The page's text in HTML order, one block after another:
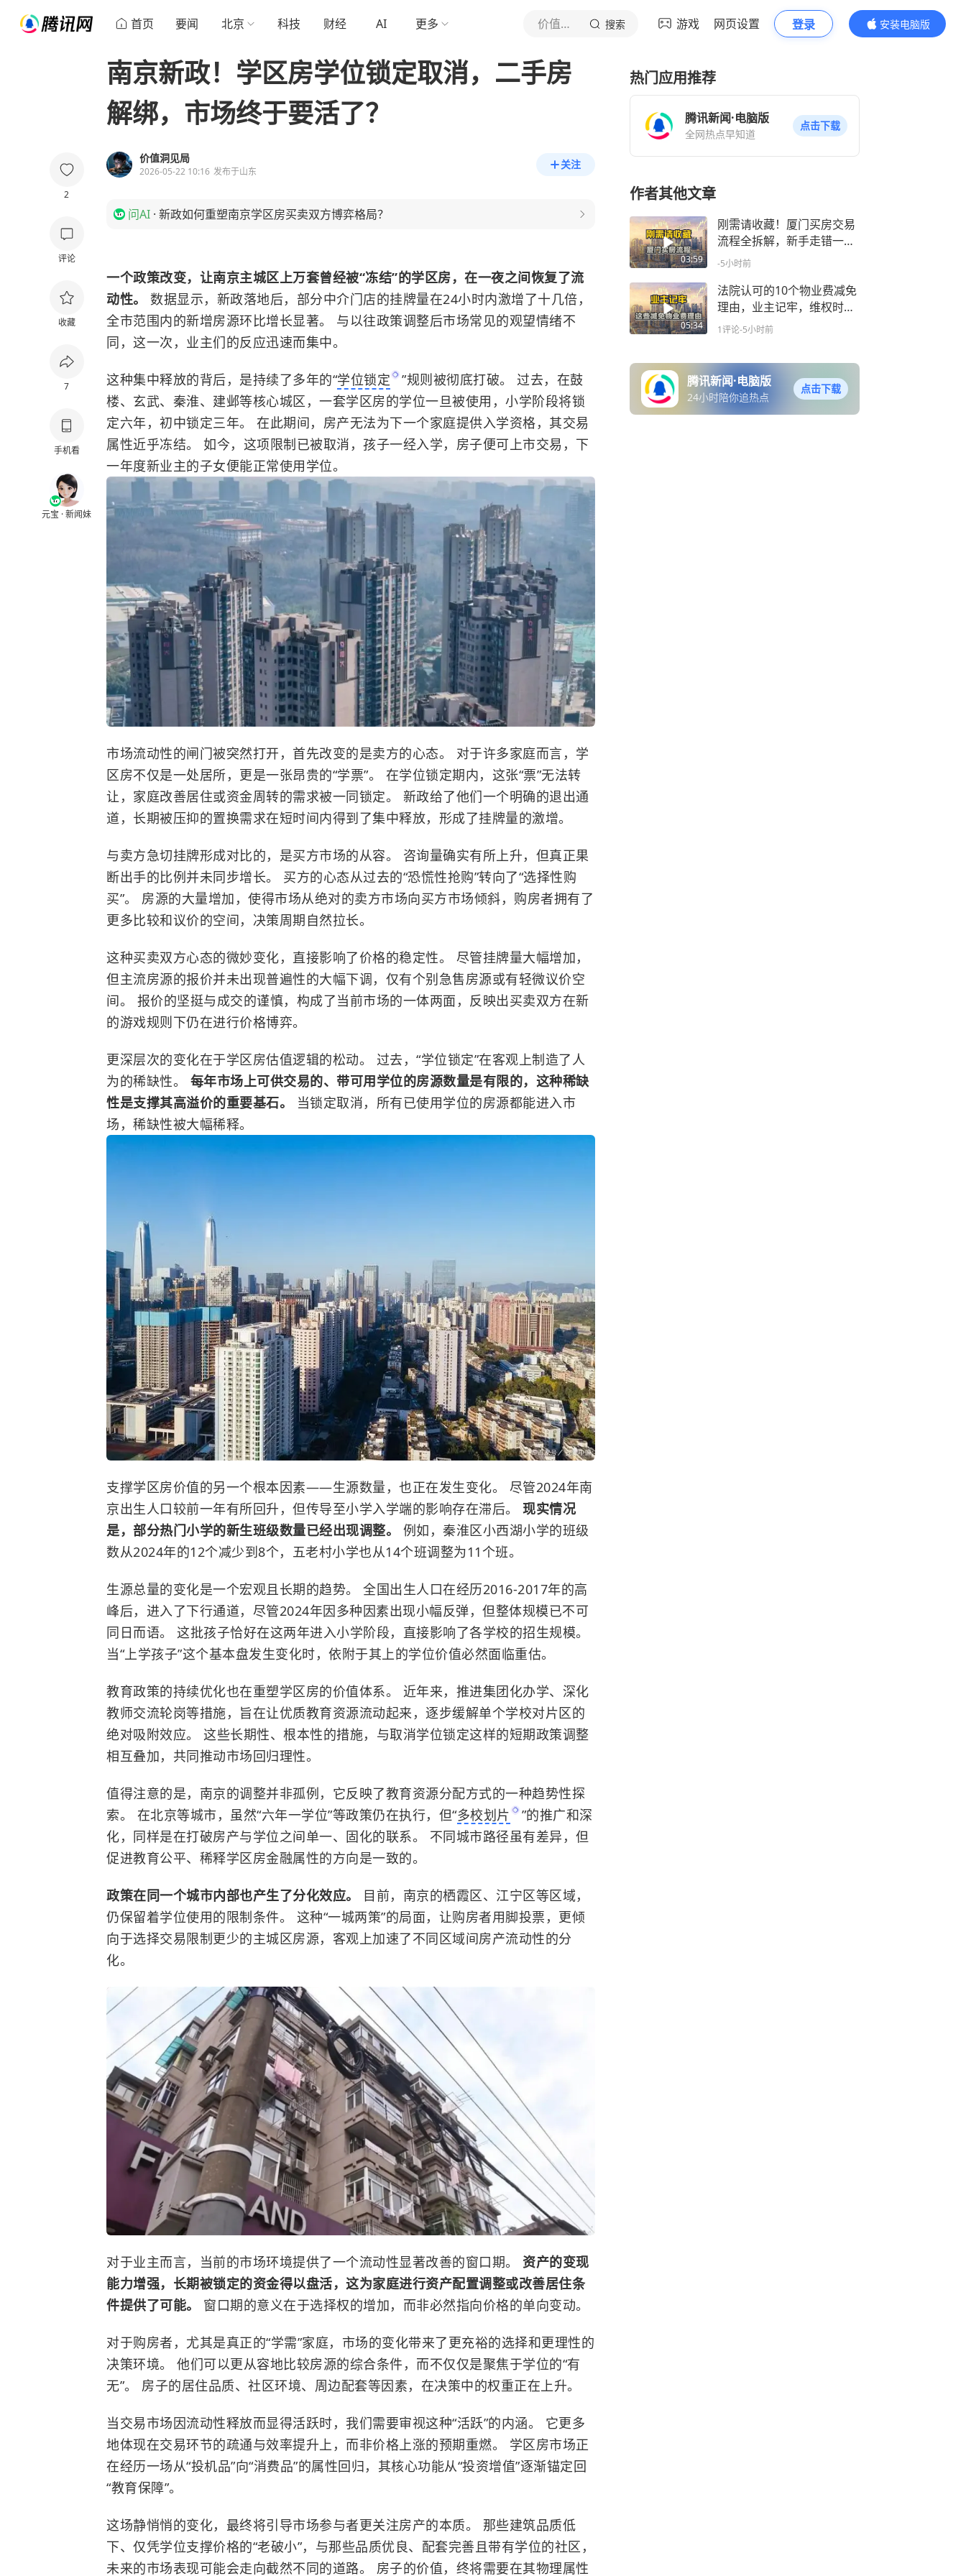
首页 要闻 北京 科技 财经 AI 更多 价值洞见局 搜索 游戏 网页设置 登录
安装电脑版
内容更精彩
2
评论
收藏
7
手机看
元宝 · 新闻妹
南京新政！学区房学位锁定取消，二手房
解绑，市场终于要活了？
价值洞见局
2026-05-22 10:16 发布于山东
关注
问AI · 新政如何重塑南京学区房买卖双方博弈格局？
一个政策改变，让南京主城区上万套曾经被“冻结”的学区房，在一夜之间恢复了流
动性。 数据显示，新政落地后，部分中介门店的挂牌量在24小时内激增了十几倍，
全市范围内的新增房源环比增长显著。 与以往政策调整后市场常见的观望情绪不
同，这一次，业主们的反应迅速而集中。
这种集中释放的背后，是持续了多年的“学位锁定 ”规则被彻底打破。 过去，在鼓
楼、玄武、秦淮、建邺等核心城区，一套学区房的学位一旦被使用，小学阶段将锁
定六年，初中锁定三年。 在此期间，房产无法为下一个家庭提供入学资格，其交易
属性近乎冻结。 如今，这项限制已被取消，孩子一经入学，房子便可上市交易，下
一年度新业主的子女便能正常使用学位。
市场流动性的闸门被突然打开，首先改变的是卖方的心态。 对于许多家庭而言，学
区房不仅是一处居所，更是一张昂贵的“学票”。 在学位锁定期内，这张“票”无法转
让，家庭改善居住或资金周转的需求被一同锁定。 新政给了他们一个明确的退出通
道，长期被压抑的置换需求在短时间内得到了集中释放，形成了挂牌量的激增。
与卖方急切挂牌形成对比的，是买方市场的从容。 咨询量确实有所上升，但真正果
断出手的比例并未同步增长。 买方的心态从过去的“恐慌性抢购”转向了“选择性购
买”。 房源的大量增加，使得市场从绝对的卖方市场向买方市场倾斜，购房者拥有了
更多比较和议价的空间，决策周期自然拉长。
这种买卖双方心态的微妙变化，直接影响了价格的稳定性。 尽管挂牌量大幅增加，
但主流房源的报价并未出现普遍性的大幅下调，仅有个别急售房源或有轻微议价空
间。 报价的坚挺与成交的谨慎，构成了当前市场的一体两面，反映出买卖双方在新
的游戏规则下仍在进行价格博弈。
更深层次的变化在于学区房估值逻辑的松动。 过去，“学位锁定”在客观上制造了人
为的稀缺性。 每年市场上可供交易的、带可用学位的房源数量是有限的，这种稀缺
性是支撑其高溢价的重要基石。
当锁定取消，所有已使用学位的房源都能进入市
场，稀缺性被大幅稀释。
支撑学区房价值的另一个根本因素——生源数量，也正在发生变化。 尽管2024年南
京出生人口较前一年有所回升，但传导至小学入学端的影响存在滞后。 现实情况
是，部分热门小学的新生班级数量已经出现调整。 例如，秦淮区小西湖小学的班级
数从2024年的12个减少到8个，五老村小学也从14个班调整为11个班。
生源总量的变化是一个宏观且长期的趋势。 全国出生人口在经历2016-2017年的高
峰后，进入了下行通道，尽管2024年因多种因素出现小幅反弹，但整体规模已不可
同日而语。 这批孩子恰好在这两年进入小学阶段，直接影响了各学校的招生规模。
当“上学孩子”这个基本盘发生变化时，依附于其上的学位价值必然面临重估。
教育政策的持续优化也在重塑学区房的价值体系。 近年来，推进集团化办学、深化
教师交流轮岗等措施，旨在让优质教育资源流动起来，逐步缓解单个学校对片区的
绝对吸附效应。 这些长期性、根本性的措施，与取消学位锁定这样的短期政策调整
相互叠加，共同推动市场回归理性。
值得注意的是，南京的调整并非孤例，它反映了教育资源分配方式的一种趋势性探
索。 在北京等城市，虽然“六年一学位”等政策仍在执行，但“多校划片
”的推广和深
化，同样是在打破房产与学位之间单一、固化的联系。 不同城市路径虽有差异，但
促进教育公平、稀释学区房金融属性的方向是一致的。
政策在同一个城市内部也产生了分化效应。 目前，南京的栖霞区、江宁区等区域，
仍保留着学位使用的限制条件。 这种“一城两策”的局面，让购房者用脚投票，更倾
向于选择交易限制更少的主城区房源，客观上加速了不同区域间房产流动性的分
化。
对于业主而言，当前的市场环境提供了一个流动性显著改善的窗口期。 资产的变现
能力增强，长期被锁定的资金得以盘活，这为家庭进行资产配置调整或改善居住条
件提供了可能。 窗口期的意义在于选择权的增加，而非必然指向价格的单向变动。
对于购房者，尤其是真正的“学需”家庭，市场的变化带来了更充裕的选择和更理性的
决策环境。 他们可以更从容地比较房源的综合条件，而不仅仅是聚焦于学位的“有
无”。 房子的居住品质、社区环境、周边配套等因素，在决策中的权重正在上升。
当交易市场因流动性释放而显得活跃时，我们需要审视这种“活跃”的内涵。 它更多
地体现在交易环节的疏通与效率提升上，而非价格上涨的预期重燃。 学区房市场正
在经历一场从“投机品”向“消费品”的属性回归，其核心功能从“投资增值”逐渐锚定回
“教育保障”。
这场静悄悄的变化，最终将引导市场参与者更关注房产的本质。 那些建筑品质低
下、仅凭学位支撑价格的“老破小”，与那些品质优良、配套完善且带有学位的社区，
未来的市场表现可能会走向截然不同的道路。 房子的价值，终将需要在其物理属性
热门应用推荐
腾讯新闻·电脑版
全网热点早知道
点击下载
作者其他文章
03:59
刚需请收藏！厦门买房交易
流程全拆解，新手走错一步
损失几万
-5小时前
05:34
法院认可的10个物业费减免
理由，业主记牢，维权时直
接用
1评论-5小时前
腾讯新闻·电脑版
24小时陪你追热点
点击下载